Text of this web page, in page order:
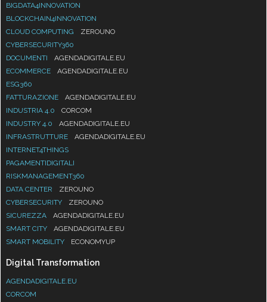
BIGDATA4INNOVATION
BLOCKCHAIN4INNOVATION
CLOUD COMPUTING
ZEROUNO
CYBERSECURITY360
DOCUMENTI
AGENDADIGITALE.EU
ECOMMERCE
AGENDADIGITALE.EU
ESG360
FATTURAZIONE
AGENDADIGITALE.EU
INDUSTRIA 4.0
CORCOM
INDUSTRY 4.0
AGENDADIGITALE.EU
INFRASTRUTTURE
AGENDADIGITALE.EU
INTERNET4THINGS
PAGAMENTIDIGITALI
RISKMANAGEMENT360
DATA CENTER
ZEROUNO
CYBERSECURITY
ZEROUNO
SICUREZZA
AGENDADIGITALE.EU
SMART CITY
AGENDADIGITALE.EU
SMART MOBILITY
ECONOMYUP
Digital Transformation
AGENDADIGITALE.EU
CORCOM